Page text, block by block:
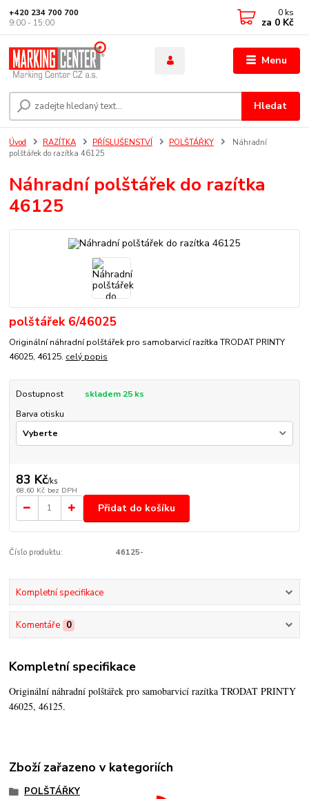
Menu
Hledat
+420 234 700 700
9:00 - 15:00
0 ks
za 0 Kč
Úvod RAZÍTKA PŘÍSLUŠENSTVÍ POLŠTÁŘKY
Náhradní
polštářek do razítka 46125
Náhradní polštářek do razítka
46125
polštářek 6/46025
Originální náhradní polštářek pro samobarvicí razítka TRODAT PRINTY
46025, 46125. celý popis
Dostupnost
skladem 25 ks
Barva otisku
83 Kč/ks
68,60 Kč bez DPH
Přidat do košíku
Číslo produktu: 46125-
Kompletní specifikace
Komentáře 0
Kompletní specifikace
Originální náhradní polštářek pro samobarvicí razítka TRODAT PRINTY
46025, 46125.
Zboží zařazeno v kategoriích
POLŠTÁŘKY